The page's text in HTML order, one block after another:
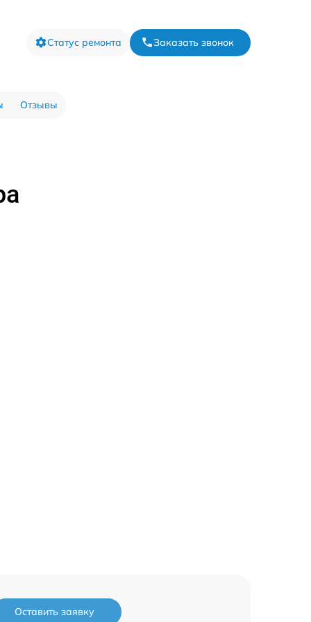
Статус ремонта Заказать звонок
Отзывы
Оставить заявку